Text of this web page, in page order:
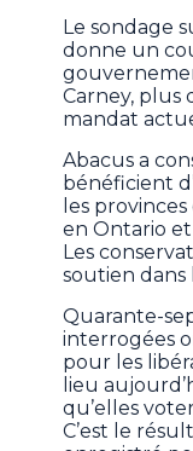
Le sondage
donne un
Carney, plus
mandat
Abacus a
bénéficient
les
en Ontario
Les
soutien dans
Quarante-
interrogées
pour les
lieu
qu’elles
C’est le